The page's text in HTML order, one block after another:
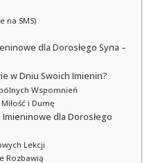
na SMS)
dla Dorosłego Syna –
w Dniu Swoich Imienin?
Wspomnień
i Dumę
dla Dorosłego
Lekcji
Rozbawią